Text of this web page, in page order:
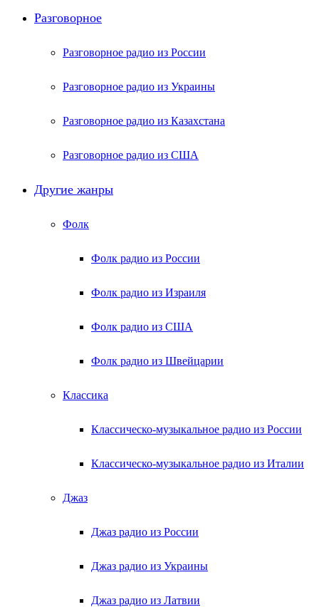
Разговорное
Разговорное радио из России
Разговорное радио из Украины
Разговорное радио из Казахстана
Разговорное радио из США
Другие жанры
Фолк
Фолк радио из России
Фолк радио из Израиля
Фолк радио из США
Фолк радио из Швейцарии
Классика
Классическо-музыкальное радио из России
Классическо-музыкальное радио из Италии
Джаз
Джаз радио из России
Джаз радио из Украины
Джаз радио из Латвии